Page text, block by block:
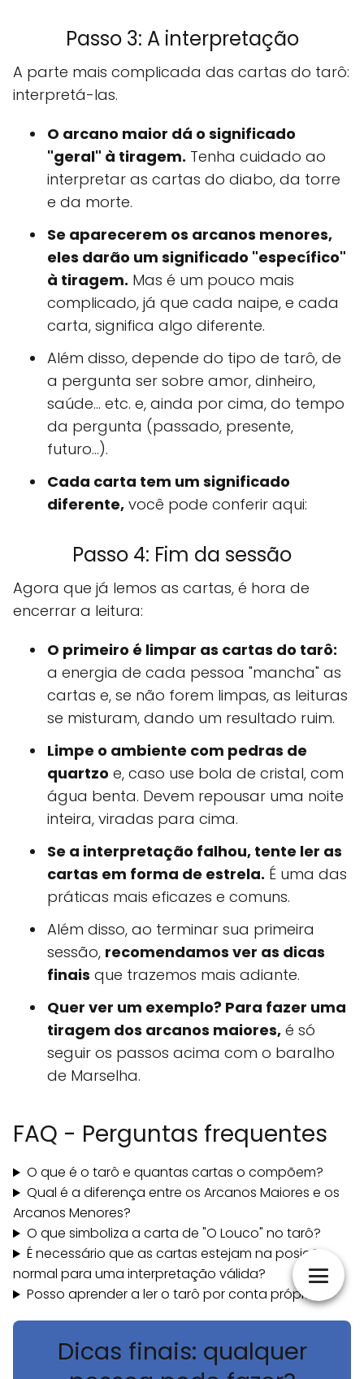
Passo 3: A interpretação
A parte mais complicada das cartas do tarô:
interpretá-las.
O arcano maior dá o significado
"geral" à tiragem. Tenha cuidado ao
interpretar as cartas do diabo, da torre
e da morte.
Se aparecerem os arcanos menores,
eles darão um significado "específico"
à tiragem. Mas é um pouco mais
complicado, já que cada naipe, e cada
carta, significa algo diferente.
Além disso, depende do tipo de tarô, de
a pergunta ser sobre amor, dinheiro,
saúde... etc. e, ainda por cima, do tempo
da pergunta (passado, presente,
futuro...).
Cada carta tem um significado
diferente, você pode conferir aqui:
Passo 4: Fim da sessão
Agora que já lemos as cartas, é hora de
encerrar a leitura:
O primeiro é limpar as cartas do tarô:
a energia de cada pessoa "mancha" as
cartas e, se não forem limpas, as leituras
se misturam, dando um resultado ruim.
Limpe o ambiente com pedras de
quartzo e, caso use bola de cristal, com
água benta. Devem repousar uma noite
inteira, viradas para cima.
Se a interpretação falhou, tente ler as
cartas em forma de estrela. É uma das
práticas mais eficazes e comuns.
Além disso, ao terminar sua primeira
sessão, recomendamos ver as dicas
finais que trazemos mais adiante.
Quer ver um exemplo? Para fazer uma
tiragem dos arcanos maiores, é só
seguir os passos acima com o baralho
de Marselha.
FAQ - Perguntas frequentes
O que é o tarô e quantas cartas o compõem?
Qual é a diferença entre os Arcanos Maiores e os
Arcanos Menores?
O que simboliza a carta de "O Louco" no tarô?
É necessário que as cartas estejam na posição
normal para uma interpretação válida?
Posso aprender a ler o tarô por conta própria?
Dicas finais: qualquer